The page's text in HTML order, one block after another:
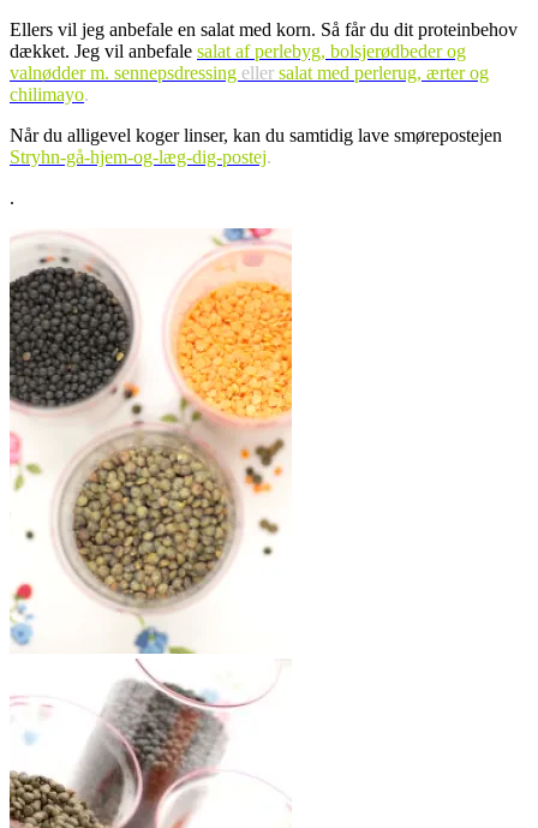
Ellers vil jeg anbefale en salat med korn. Så får du dit proteinbehov
dækket. Jeg vil anbefale salat af perlebyg, bolsjerødbeder og
valnødder m. sennepsdressing eller salat med perlerug, ærter og
chilimayo.
Når du alligevel koger linser, kan du samtidig lave smørepostejen
Stryhn-gå-hjem-og-læg-dig-postej.
.